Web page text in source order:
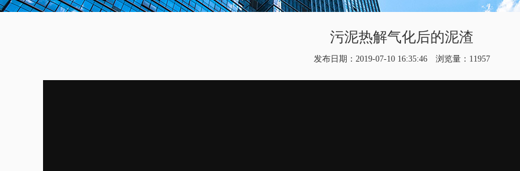
污泥热解气化后的泥渣
发布日期：2019-07-10 16:35:46 浏览量：11957